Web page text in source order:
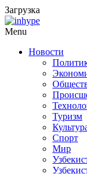
Загрузка
Menu
Новости
Туризм
Спорт
Мир